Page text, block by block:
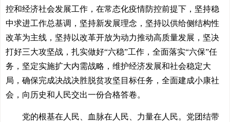
控和经济社会发展工作，在常态化疫情防控前提下，坚持稳
中求进工作总基调，坚持新发展理念，坚持以供给侧结构性
改革为主线，坚持以改革开放为动力推动高质量发展，坚决
打好三大攻坚战，扎实做好“六稳”工作，全面落实“六保”任
务，坚定实施扩大内需战略，维护经济发展和社会稳定大
局，确保完成决战决胜脱贫攻坚目标任务，全面建成小康社
会，向历史和人民交出一份合格答卷。
党的根基在人民、血脉在人民、力量在人民。党团结带